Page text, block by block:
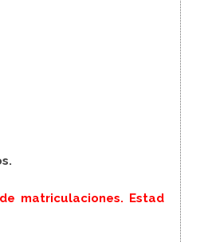
matriculaciones. Estad